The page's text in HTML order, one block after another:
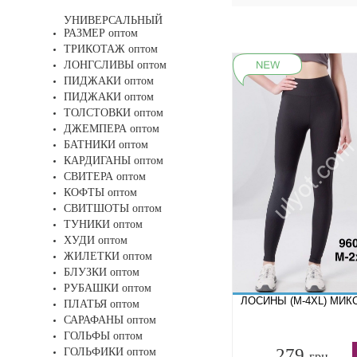
УНИВЕРСАЛЬНЫЙ
РАЗМЕР оптом
ТРИКОТАЖ оптом
ЛОНГСЛИВЫ оптом
ПИДЖАКИ оптом
ПИДЖАКИ оптом
ТОЛСТОВКИ оптом
ДЖЕМПЕРА оптом
БАТНИКИ оптом
КАРДИГАНЫ оптом
СВИТЕРА оптом
КОФТЫ оптом
СВИТШОТЫ оптом
ТУНИКИ оптом
ХУДИ оптом
ЖИЛЕТКИ оптом
БЛУЗКИ оптом
РУБАШКИ оптом
ПЛАТЬЯ оптом
САРАФАНЫ оптом
ГОЛЬФЫ оптом
ГОЛЬФИКИ оптом
ЛОСИНЫ (M-4XL)